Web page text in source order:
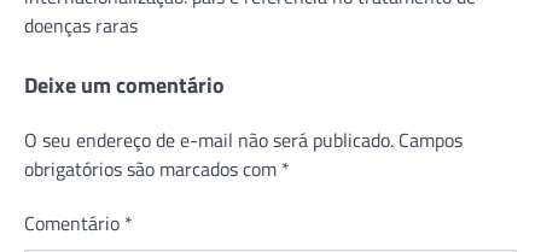
Post
doenças raras
Deixe um comentário
O seu endereço de e-mail não será publicado. Campos
obrigatórios são marcados com *
Comentário *